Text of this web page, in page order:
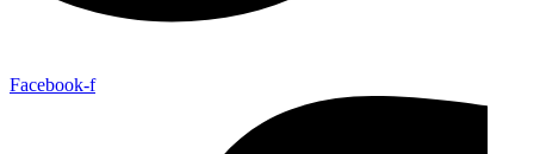
Facebook-f